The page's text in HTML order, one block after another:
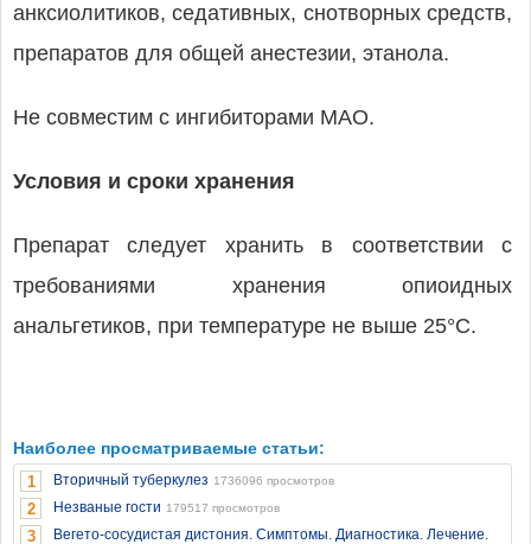
анксиолитиков, седативных, снотворных средств,
препаратов для общей анестезии, этанола.
Не совместим с ингибиторами МАО.
Условия и сроки хранения
Препарат следует хранить в соответствии с
требованиями хранения опиоидных
анальгетиков, при температуре не выше 25°C.
Наиболее просматриваемые статьи:
1 Вторичный туберкулез 1736096 просмотров
2 Незваные гости 179517 просмотров
3
Вегето-сосудистая дистония. Симптомы. Диагностика. Лечение.